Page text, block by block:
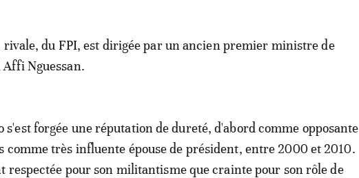
du FPI, est dirigée par un ancien premier ministre de
Affi Nguessan.
s'est forgée une réputation de dureté, d'abord comme opposante
comme très influente épouse de président, entre 2000 et 2010.
respectée pour son militantisme que crainte pour son rôle de